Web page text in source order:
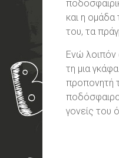
και η
του, τα
Ενώ λοιπόν
τη μια
προπονητή
γονείς του